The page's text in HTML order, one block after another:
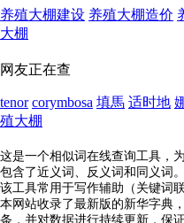
养殖大棚建设 养殖大棚造价
大棚
网友正在查
tenor corymbosa 填馬 适时地
殖大棚
这是一个相似词在线查询工具，
包含了近义词、反义词和同义词。
该工具常用于写作辅助（关键词
本网站收录了最新版的新华字典
条，并对数据进行持续更新，保